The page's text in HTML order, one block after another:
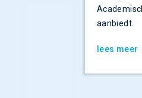
aanbiedt.
lees meer